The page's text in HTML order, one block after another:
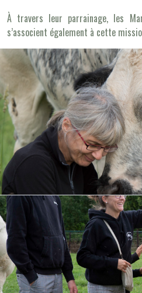
À travers leur parrainage, les
s’associent également à cette